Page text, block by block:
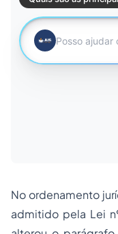
No ordenamento
admitido pela Lei